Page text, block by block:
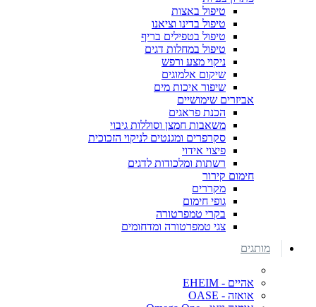
טיפול באצות
טיפול בדינו וציאנו
טיפול בטפילים בריף
טיפול במחלות דגים
ניקוי מצע ורפש
שיקום אלמוגים
שיפור איכות מים
אביזרים שימושיים
הכנת פראגים
משאבות חמצן וסוללות גיבוי
סקרפרים ומגנטים לניקוי הזכוכית
פיצוי אידוי
רשתות ומלכודות לדגים
חימום קירור
מקררים
גופי חימום
בקרי טמפרטורה
צגי טמפרטורה ומדחומים
מותגים
אהיים - EHEIM
אואזה - OASE